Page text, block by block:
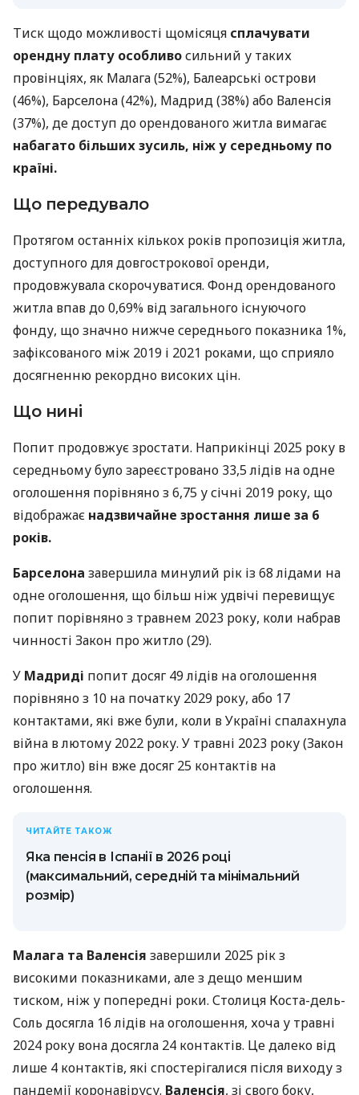
Тиск щодо можливості щомісяця сплачувати
орендну плату особливосильний у таких
провінціях, як Малага (52%), Балеарські острови
(46%), Барселона (42%), Мадрид (38%) або Валенсія
(37%), де доступ до орендованого житла вимагає
набагато більших зусиль, ніж у середньому по
країні.
Що передувало
Протягом останніх кількох років пропозиція житла,
доступного для довгострокової оренди,
продовжувала скорочуватися. Фонд орендованого
житла впав до 0,69% від загального існуючого
фонду, що значно нижче середнього показника 1%,
зафіксованого між 2019 і 2021 роками, що сприяло
досягненню рекордно високих цін.
Що нині
Попит продовжує зростати. Наприкінці 2025 року в
середньому було зареєстровано 33,5 лідів на одне
оголошення порівняно з 6,75 у січні 2019 року, що
відображає надзвичайне зростання лише за 6
років.
Барселона завершила минулий рік із 68 лідами на
одне оголошення, що більш ніж удвічі перевищує
попит порівняно з травнем 2023 року, коли набрав
чинності Закон про житло (29).
У Мадриді попит досяг 49 лідів на оголошення
порівняно з 10 на початку 2029 року, або 17
контактами, які вже були, коли в Україні спалахнула
війна в лютому 2022 року. У травні 2023 року (Закон
про житло) він вже досяг 25 контактів на
оголошення.
ЧИТАЙТЕ ТАКОЖ
Яка пенсія в Іспанії в 2026 році
(максимальний, середній та мінімальний
розмір)
Малага та Валенсія завершили 2025 рік з
високими показниками, але з дещо меншим
тиском, ніж у попередні роки. Столиця Коста-дель-
Соль досягла 16 лідів на оголошення, хоча у травні
2024 року вона досягла 24 контактів. Це далеко від
лише 4 контактів, які спостерігалися після виходу з
пандемії коронавірусу. Валенсія, зі свого боку,